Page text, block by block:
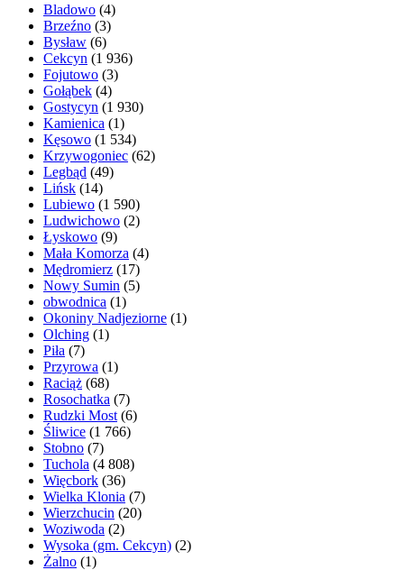
Bladowo (4)
Brzeźno (3)
Bysław (6)
Cekcyn (1 936)
Fojutowo (3)
Gołąbek (4)
Gostycyn (1 930)
Kamienica (1)
Kęsowo (1 534)
Krzywogoniec (62)
Legbąd (49)
Lińsk (14)
Lubiewo (1 590)
Ludwichowo (2)
Łyskowo (9)
Mała Komorza (4)
Mędromierz (17)
Nowy Sumin (5)
obwodnica (1)
Okoniny Nadjeziorne (1)
Olching (1)
Piła (7)
Przyrowa (1)
Raciąż (68)
Rosochatka (7)
Rudzki Most (6)
Śliwice (1 766)
Stobno (7)
Tuchola (4 808)
Więcbork (36)
Wielka Klonia (7)
Wierzchucin (20)
Woziwoda (2)
Wysoka (gm. Cekcyn) (2)
Żalno (1)